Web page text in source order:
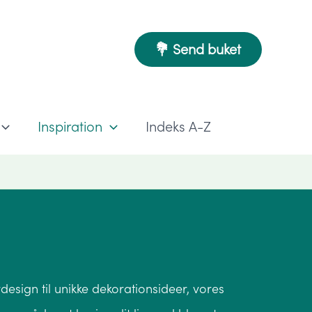
💐 Send buket
Inspiration Indeks A-Z
til unikke dekorationsideer, vores